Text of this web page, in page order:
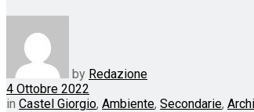
by Redazione
4 Ottobre 2022
in Castel Giorgio, Ambiente, Secondarie,